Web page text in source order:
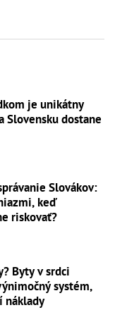
je unikátny
Slovensku dostane
Slovákov:
keď
riskovať?
Byty v srdci
systém,
náklady